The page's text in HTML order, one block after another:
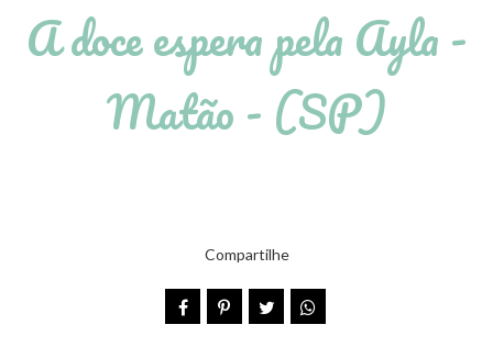
A doce espera pela Ayla -
Matão - (SP)
Compartilhe